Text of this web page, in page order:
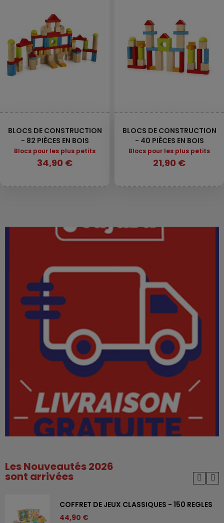
BLOCS DE CONSTRUCTION
- 82 PIÈCES EN BOIS
Blocs pour les plus petits
34,90 €
BLOCS DE CONSTRUCTION
- 40 PIÈCES EN BOIS
Blocs pour les plus petits
21,90 €
Les Nouveautés 2026
sont arrivées
COFFRET DE JEUX CLASSIQUES - 150 REGLES
44,90 €